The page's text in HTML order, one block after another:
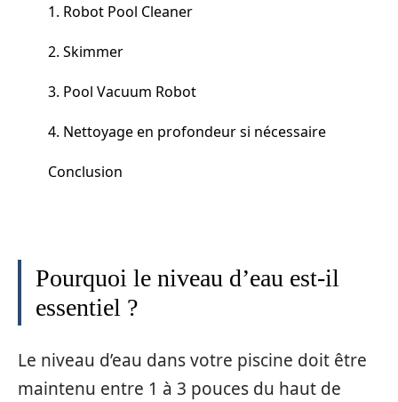
1. Robot Pool Cleaner
2. Skimmer
3. Pool Vacuum Robot
4. Nettoyage en profondeur si nécessaire
Conclusion
Pourquoi le niveau d’eau est-il
essentiel ?
Le niveau d’eau dans votre piscine doit être
maintenu entre 1 à 3 pouces du haut de